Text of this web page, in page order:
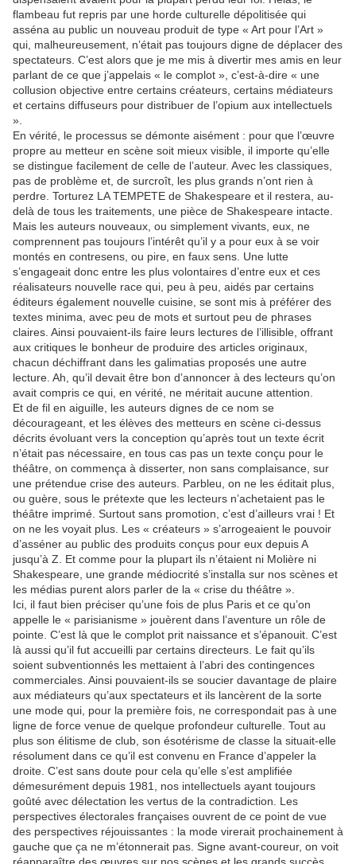
flambeau fut repris par une horde culturelle dépolitisée qui
asséna au public un nouveau produit de type « Art pour l’Art »
qui, malheureusement, n’était pas toujours digne de déplacer des
spectateurs. C’est alors que je me mis à divertir mes amis en leur
parlant de ce que j’appelais « le complot », c’est-à-dire « une
collusion objective entre certains créateurs, certains médiateurs
et certains diffuseurs pour distribuer de l’opium aux intellectuels
».
En vérité, le processus se démonte aisément : pour que l’œuvre
propre au metteur en scène soit mieux visible, il importe qu’elle
se distingue facilement de celle de l’auteur. Avec les classiques,
pas de problème et, de surcroît, les plus grands n’ont rien à
perdre. Torturez LA TEMPETE de Shakespeare et il restera, au-
delà de tous les traitements, une pièce de Shakespeare intacte.
Mais les auteurs nouveaux, ou simplement vivants, eux, ne
comprennent pas toujours l’intérêt qu’il y a pour eux à se voir
montés en contresens, ou pire, en faux sens. Une lutte
s’engageait donc entre les plus volontaires d’entre eux et ces
réalisateurs nouvelle race qui, peu à peu, aidés par certains
éditeurs également nouvelle cuisine, se sont mis à préférer des
textes minima, avec peu de mots et surtout peu de phrases
claires. Ainsi pouvaient-ils faire leurs lectures de l’illisible, offrant
aux critiques le bonheur de produire des articles originaux,
chacun déchiffrant dans les galimatias proposés une autre
lecture. Ah, qu’il devait être bon d’annoncer à des lecteurs qu’on
avait compris ce qui, en vérité, ne méritait aucune attention.
Et de fil en aiguille, les auteurs dignes de ce nom se
décourageant, et les élèves des metteurs en scène ci-dessus
décrits évoluant vers la conception qu’après tout un texte écrit
n’était pas nécessaire, en tous cas pas un texte conçu pour le
théâtre, on commença à disserter, non sans complaisance, sur
une prétendue crise des auteurs. Parbleu, on ne les éditait plus,
ou guère, sous le prétexte que les lecteurs n’achetaient pas le
théâtre imprimé. Surtout sans promotion, c’est d’ailleurs vrai ! Et
on ne les voyait plus. Les « créateurs » s’arrogeaient le pouvoir
d’asséner au public des produits conçus pour eux depuis A
jusqu’à Z. Et comme pour la plupart ils n’étaient ni Molière ni
Shakespeare, une grande médiocrité s’installa sur nos scènes et
les médias purent alors parler de la « crise du théâtre ».
Ici, il faut bien préciser qu’une fois de plus Paris et ce qu’on
appelle le « parisianisme » jouèrent dans l’aventure un rôle de
pointe. C’est là que le complot prit naissance et s’épanouit. C’est
là aussi qu’il fut accueilli par certains directeurs. Le fait qu’ils
soient subventionnés les mettaient à l’abri des contingences
commerciales. Ainsi pouvaient-ils se soucier davantage de plaire
aux médiateurs qu’aux spectateurs et ils lancèrent de la sorte
une mode qui, pour la première fois, ne correspondait pas à une
ligne de force venue de quelque profondeur culturelle. Tout au
plus son élitisme de club, son ésotérisme de classe la situait-elle
résolument dans ce qu’il est convenu en France d’appeler la
droite. C’est sans doute pour cela qu’elle s’est amplifiée
démesurément depuis 1981, nos intellectuels ayant toujours
goûté avec délectation les vertus de la contradiction. Les
perspectives électorales françaises ouvrent de ce point de vue
des perspectives réjouissantes : la mode virerait prochainement à
gauche que ça ne m’étonnerait pas. Signe avant-coureur, on voit